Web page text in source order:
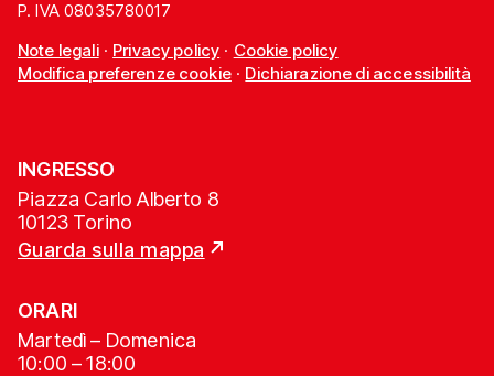
P. IVA 08035780017
Note legali· Privacy policy · Cookie policy
Modifica preferenze cookie· Dichiarazione di accessibilità
INGRESSO
Piazza Carlo Alberto 8
10123 Torino
Guarda sulla mappa
ORARI
Martedì – Domenica
10:00 – 18:00